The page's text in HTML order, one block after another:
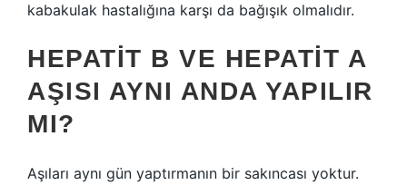
kabakulak hastalığına karşı da bağışık olmalıdır.
HEPATIT B VE HEPATIT A
AŞISI AYNI ANDA YAPILIR
MI?
Aşıları aynı gün yaptırmanın bir sakıncası yoktur.